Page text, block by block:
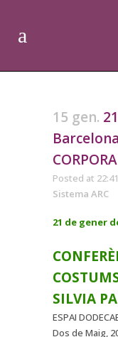
15 gen.
Posted at
Sistema ARC
21 de gener
SILVIA
ESPAI
Dos de Maig,